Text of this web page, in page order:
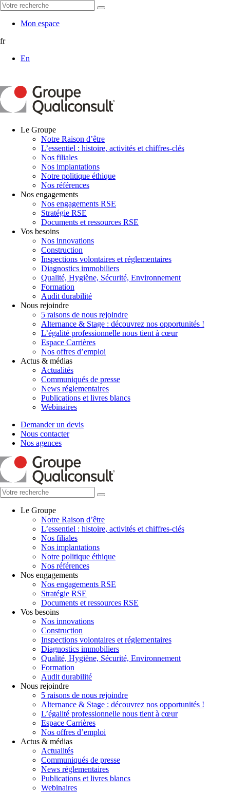
Mon espace
fr
En
Le Groupe
Notre Raison d’être
L’essentiel : histoire, activités et chiffres-clés
Nos filiales
Nos implantations
Notre politique éthique
Nos références
Nos engagements
Nos engagements RSE
Stratégie RSE
Documents et ressources RSE
Vos besoins
Nos innovations
Construction
Inspections volontaires et réglementaires
Diagnostics immobiliers
Qualité, Hygiène, Sécurité, Environnement
Formation
Audit durabilité
Nous rejoindre
5 raisons de nous rejoindre
Alternance & Stage : découvrez nos opportunités !
L’égalité professionnelle nous tient à cœur
Espace Carrières
Nos offres d’emploi
Actus & médias
Actualités
Communiqués de presse
News réglementaires
Publications et livres blancs
Webinaires
Demander un devis
Nous contacter
Nos agences
Le Groupe
Notre Raison d’être
L’essentiel : histoire, activités et chiffres-clés
Nos filiales
Nos implantations
Notre politique éthique
Nos références
Nos engagements
Nos engagements RSE
Stratégie RSE
Documents et ressources RSE
Vos besoins
Nos innovations
Construction
Inspections volontaires et réglementaires
Diagnostics immobiliers
Qualité, Hygiène, Sécurité, Environnement
Formation
Audit durabilité
Nous rejoindre
5 raisons de nous rejoindre
Alternance & Stage : découvrez nos opportunités !
L’égalité professionnelle nous tient à cœur
Espace Carrières
Nos offres d’emploi
Actus & médias
Actualités
Communiqués de presse
News réglementaires
Publications et livres blancs
Webinaires